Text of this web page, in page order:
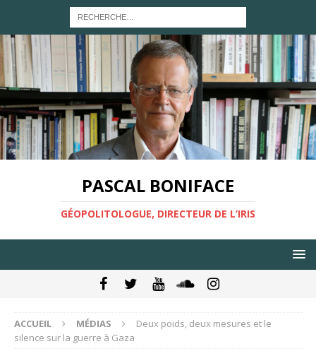
PASCAL BONIFACE
GÉOPOLITOLOGUE, DIRECTEUR DE L’IRIS
ACCUEIL MÉDIAS
Deux poids, deux mesures et le
silence sur la guerre à Gaza